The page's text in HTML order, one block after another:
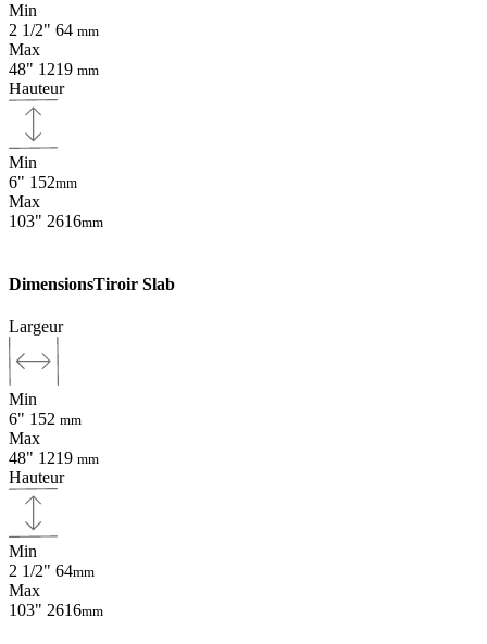
Min
2 1/2" 64 mm
Max
48" 1219 mm
Hauteur
Min
6" 152mm
Max
103" 2616mm
DimensionsTiroir Slab
Largeur
Min
6" 152 mm
Max
48" 1219 mm
Hauteur
Min
2 1/2" 64mm
Max
103" 2616mm